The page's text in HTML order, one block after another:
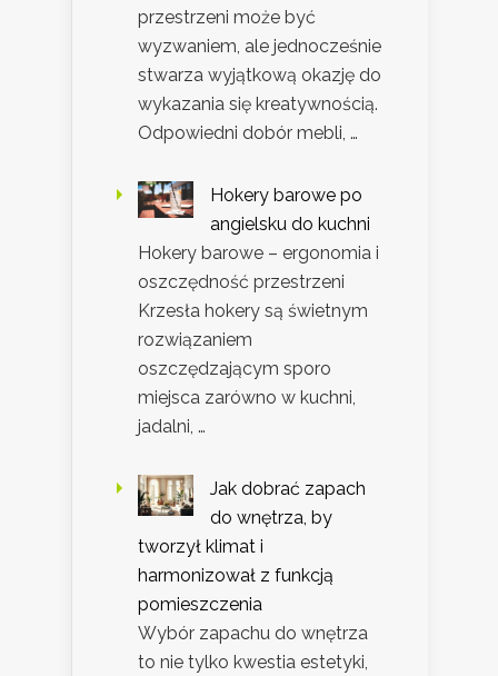
przestrzeni może być
wyzwaniem, ale jednocześnie
stwarza wyjątkową okazję do
wykazania się kreatywnością.
Odpowiedni dobór mebli, …
Hokery barowe po
angielsku do kuchni
Hokery barowe – ergonomia i
oszczędność przestrzeni
Krzesła hokery są świetnym
rozwiązaniem
oszczędzającym sporo
miejsca zarówno w kuchni,
jadalni, …
Jak dobrać zapach
do wnętrza, by
tworzył klimat i
harmonizował z funkcją
pomieszczenia
Wybór zapachu do wnętrza
to nie tylko kwestia estetyki,